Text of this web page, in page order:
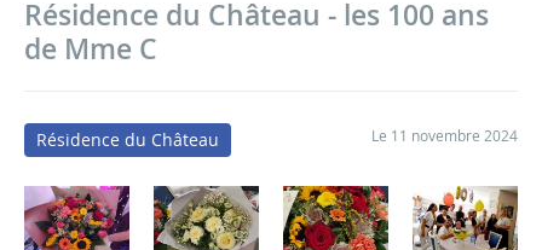
Résidence du Château - les 100 ans
de Mme C
Résidence du Château Le 11 novembre 2024